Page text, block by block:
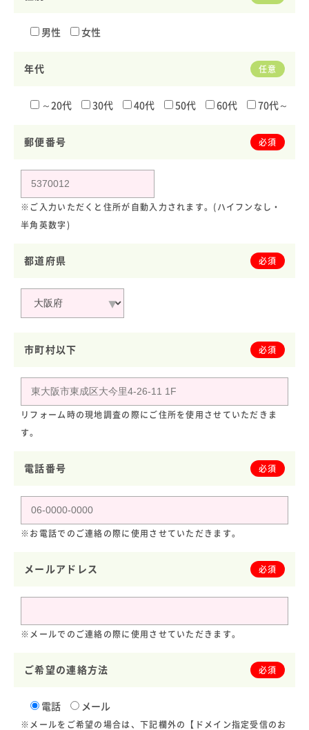
男性 女性
年代 任意
～20代 30代 40代 50代 60代 70代～
郵便番号 必須
※ご入力いただくと住所が自動入力されます。(ハイフンなし・
半角英数字)
都道府県 必須
市町村以下 必須
リフォーム時の現地調査の際にご住所を使用させていただきま
す。
電話番号 必須
※お電話でのご連絡の際に使用させていただきます。
メールアドレス 必須
※メールでのご連絡の際に使用させていただきます。
ご希望の連絡方法 必須
電話 メール
※メールをご希望の場合は、下記欄外の【ドメイン指定受信のお